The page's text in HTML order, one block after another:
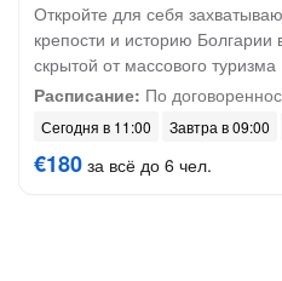
Откройте для себя
крепости и историю Болгарии
скрытой от массового туризма
Расписание: По
Сегодня в 11:00 Завтра в 09:00
€180 за всё до 6 чел.